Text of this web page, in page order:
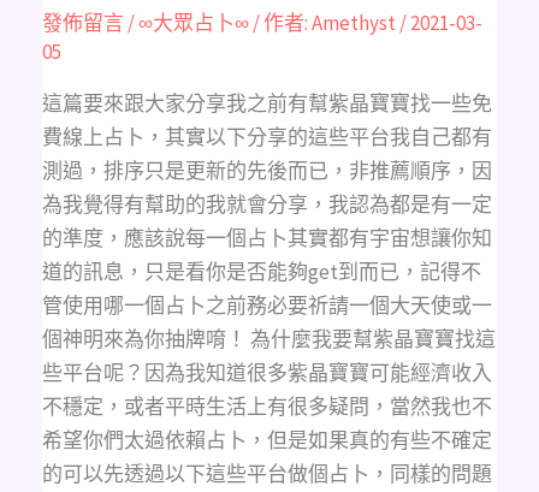
發佈留言/∞大眾占卜∞/ 作者:Amethyst/2021-03-
05
這篇要來跟大家分享我之前有幫紫晶寶寶找一些免
費線上占卜，其實以下分享的這些平台我自己都有
測過，排序只是更新的先後而已，非推薦順序，因
為我覺得有幫助的我就會分享，我認為都是有一定
的準度，應該說每一個占卜其實都有宇宙想讓你知
道的訊息，只是看你是否能夠get到而已，記得不
管使用哪一個占卜之前務必要祈請一個大天使或一
個神明來為你抽牌唷！ 為什麼我要幫紫晶寶寶找這
些平台呢？因為我知道很多紫晶寶寶可能經濟收入
不穩定，或者平時生活上有很多疑問，當然我也不
希望你們太過依賴占卜，但是如果真的有些不確定
的可以先透過以下這些平台做個占卜，同樣的問題
卜、
求
儷
兒
老
師
實
測
好
站
推
薦